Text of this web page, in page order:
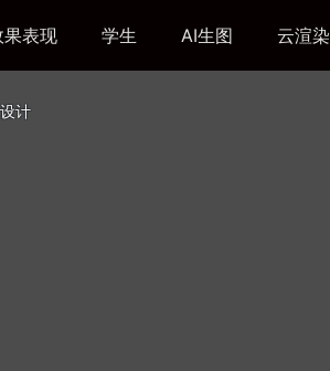
果表现 学生 AI生图 云渲染
计